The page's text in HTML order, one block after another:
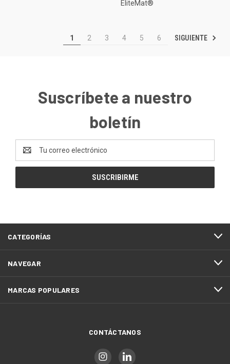
EliteMat®
1 2 3 4 5 6 SIGUIENTE
Suscríbete a nuestro
boletín
de
correo
CATEGORÍAS
NAVEGAR
MARCAS POPULARES
CONTÁCTANOS